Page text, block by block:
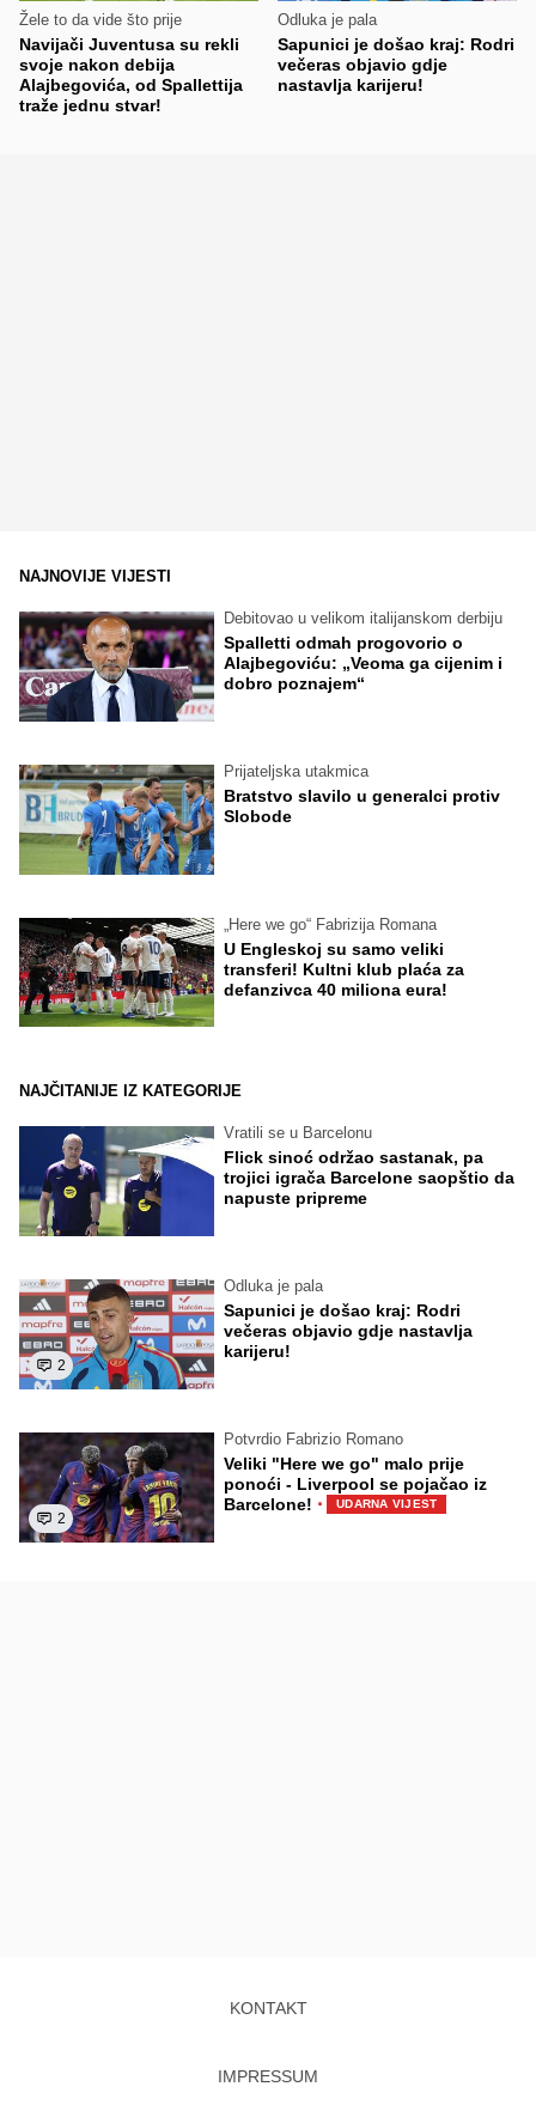
Žele to da vide što prije
Navijači Juventusa su rekli
svoje nakon debija
Alajbegovića, od Spallettija
traže jednu stvar!
Odluka je pala
Sapunici je došao kraj: Rodri
večeras objavio gdje
nastavlja karijeru!
NAJNOVIJE VIJESTI
Debitovao u velikom italijanskom derbiju
Spalletti odmah progovorio o
Alajbegoviću: „Veoma ga cijenim i
dobro poznajem“
Prijateljska utakmica
Bratstvo slavilo u generalci protiv
Slobode
„Here we go“ Fabrizija Romana
U Engleskoj su samo veliki
transferi! Kultni klub plaća za
defanzivca 40 miliona eura!
NAJČITANIJE IZ KATEGORIJE
Vratili se u Barcelonu
Flick sinoć održao sastanak, pa
trojici igrača Barcelone saopštio da
napuste pripreme
2
Odluka je pala
Sapunici je došao kraj: Rodri
večeras objavio gdje nastavlja
karijeru!
2
Potvrdio Fabrizio Romano
Veliki "Here we go" malo prije
ponoći - Liverpool se pojačao iz
Barcelone! · UDARNA VIJEST
KONTAKT
IMPRESSUM